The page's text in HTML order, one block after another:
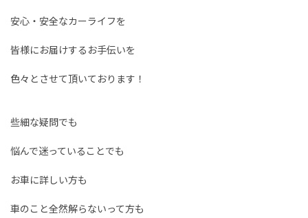
安心・安全なカーライフを
皆様にお届けするお手伝いを
色々とさせて頂いております！
些細な疑問でも
悩んで迷っていることでも
お車に詳しい方も
車のこと全然解らないって方も